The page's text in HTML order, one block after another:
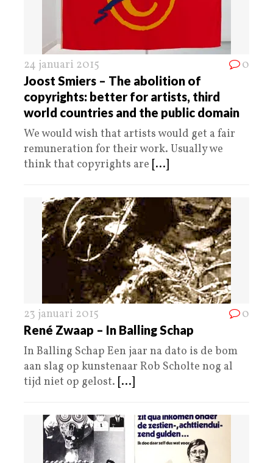
24 januari 2015 0
Joost Smiers – The abolition of
copyrights: better for artists, third
world countries and the public domain
We would wish that artists would get a fair
remuneration for their work. Usually we
think that copyrights are [...]
23 januari 2015 0
René Zwaap – In Balling Schap
In Balling Schap Een jaar na dato is de bom
aan slag op kunstenaar Rob Scholte nog al
tijd niet op gelost. [...]